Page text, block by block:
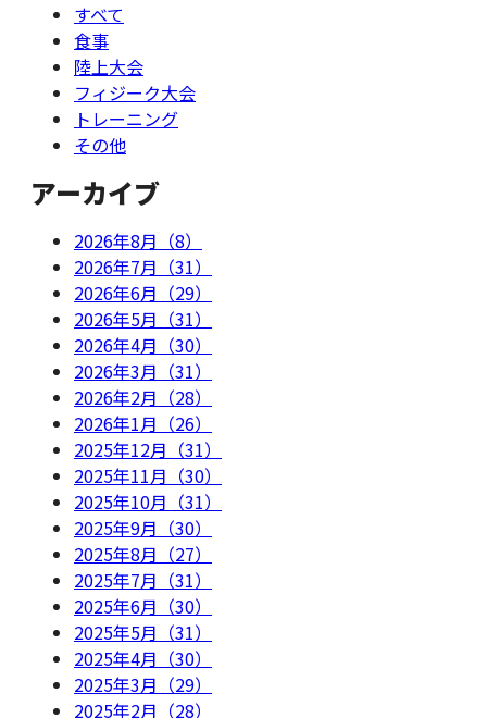
すべて
食事
陸上大会
フィジーク大会
トレーニング
その他
アーカイブ
2026年8月（8）
2026年7月（31）
2026年6月（29）
2026年5月（31）
2026年4月（30）
2026年3月（31）
2026年2月（28）
2026年1月（26）
2025年12月（31）
2025年11月（30）
2025年10月（31）
2025年9月（30）
2025年8月（27）
2025年7月（31）
2025年6月（30）
2025年5月（31）
2025年4月（30）
2025年3月（29）
2025年2月（28）